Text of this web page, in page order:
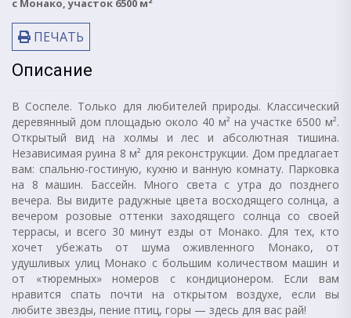
с Монако, участок 6500 м²
ПЕЧАТЬ
Описание
В Соспеле. Только для любителей природы. Классический
деревянный дом площадью около 40 м² на участке 6500 м².
Открытый вид на холмы и лес и абсолютная тишина.
Независимая руина 8 м² для реконструкции. Дом предлагает
вам: спальню-гостиную, кухню и ванную комнату. Парковка
на 8 машин. Бассейн. Много света с утра до позднего
вечера. Вы видите радужные цвета восходящего солнца, а
вечером розовые оттенки заходящего солнца со своей
террасы, и всего 30 минут езды от Монако. Для тех, кто
хочет убежать от шума оживленного Монако, от
удушливых улиц Монако с большим количеством машин и
от «тюремных» номеров с кондиционером. Если вам
нравится спать почти на открытом воздухе, если вы
любите звезды, пение птиц, горы — здесь для вас рай!